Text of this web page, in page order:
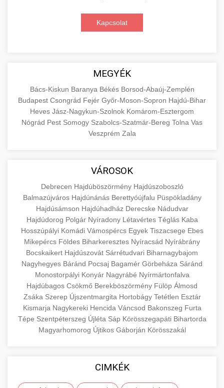
Szervizközpont Látogatása
beleértve a SEO-t, közösségi média kezelést és
digitális hirdetéseket. Növekedés elérése
aimarketingugynokseg.hu
digitális ügynökségi szolgáltatások
🛴 3. Legjobb Elektromos Roller
legjobb modelleket, funkciókat és árakat
megalapozott vásárlási döntéshez.
Legjobb Modellek Megtekintése
🔗 4. Prémium Linképítés
Magas minőségű backlink beszerzési
szolgáltatások webhelye autoritásának és
keresőmotoros rangsorolásának növeléséhez.
Csak fehér kalapú technikák.
minőségi backlink szolgáltatás
📦 5. Termékek és
Szolgáltatások
+
közgazdaságtanban és az üzleti életben.
kategóriákat.
en.wikipedia.org gazdasági koncepciók
Információk az EU finanszírozási
lehetőségeiről, pályázatokról és pénzügyi
támogatási programokról. Maradjon tájékozott
a vállalkozások és projektek számára elérhető
forrásokról.
kozter.com - EU-s pénzek
EU pályázati programok
🚀 7. SEO Ügynökség +
Szakértő keresőmotor-optimalizálási
szolgáltatások webhelye láthatóságának és
organikus forgalmának javításához. Technikai
SEO, tartalom optimalizálás és még sok más.
onlinemarketing101.biz
keresési optimalizálási szakértők
💎 8. Mellplasztika +
Professzionális mellnagyobbítási szolgáltatások
tapasztalt sebészekkel. Tudjon meg többet az
eljárásokról, a gyógyulásról és a konzultációs
lehetőségekről az esztétikai fejlesztéshez.
szeptest.com kozmetikai mellsebészet
✨ 9. Hasplasztika +
Szakértő hasplasztikai eljárások laposabb,
feszesebb has eléréséhez. Konzultáció
minősített plasztikai sebészekkel és átfogó
szeptest.com has kontúrozó műtét
👁️ 10. Szemhéjplasztika +
megjelenése frissítéséhez. Felső és alsó
szemhéjműtét tapasztalt kozmetikai
sebészekkel.
📈 11. Paciensek Számának
Kapcsolat
MEGYÉK
Bács-Kiskun Baranya Békés Borsod-Abaúj-Zemplén
Budapest Csongrád Fejér Győr-Moson-Sopron Hajdú-Bihar
Heves Jász-Nagykun-Szolnok Komárom-Esztergom
Nógrád Pest Somogy Szabolcs-Szatmár-Bereg Tolna Vas
Veszprém Zala
VÁROSOK
Debrecen Hajdúböszörmény Hajdúszoboszló
Balmazújváros Hajdúnánás Berettyóújfalu Püspökladány
Hajdúsámson Hajdúhadház Derecske Nádudvar
Hajdúdorog Polgár Nyíradony Létavértes Téglás Kaba
Hosszúpályi Komádi Vámospércs Egyek Tiszacsege Ebes
Mikepércs Földes Biharkeresztes Nyíracsád Nyírábrány
Bocskaikert Hajdúszovát Sárrétudvari Biharnagybajom
Nagyhegyes Báránd Pocsaj Bagamér Görbeháza Sáránd
Monostorpályi Konyár Nagyrábé Nyírmártonfalva
Hajdúbagos Csökmő Berekböszörmény Fülöp Álmosd
Zsáka Szerep Újszentmargita Hortobágy Tetétlen Esztár
Kismarja Nagykereki Hencida Váncsod Bakonszeg Furta
Tépe Szentpéterszeg Újléta Sáp Körösszegapáti Bihartorda
Magyarhomorog Újtikos Gáborján Körösszakál
CIMKÉK